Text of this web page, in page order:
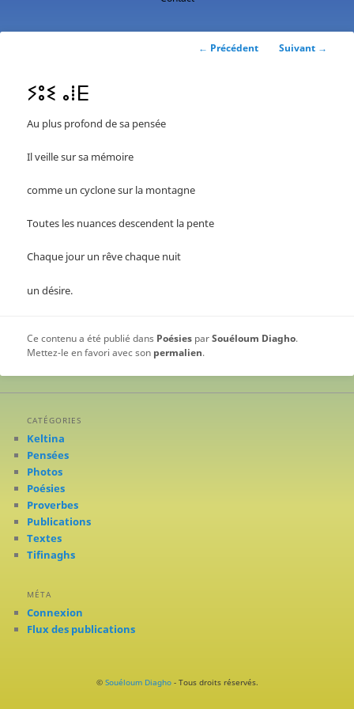
Navigation
← Précédent Suivant →
ⵢⵓⵉ ⴰⵂⴹ
Au plus profond de sa pensée
Il veille sur sa mémoire
comme un cyclone sur la montagne
Toutes les nuances descendent la pente
Chaque jour un rêve chaque nuit
un désire.
Ce contenu a été publié dans Poésies parSouéloum Diagho.
Mettez-le en favori avec son permalien.
CATÉGORIES
Keltina
Pensées
Photos
Poésies
Proverbes
Publications
Textes
Tifinaghs
MÉTA
Connexion
Flux des publications
© Souéloum Diagho- Tous droits réservés.